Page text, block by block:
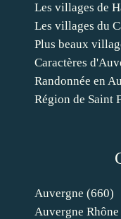
Auvergne (660)
Auvergne Rhône
Les villages de
Les villages du
Plus beaux
Caractères
Randonnée en
Région de Saint